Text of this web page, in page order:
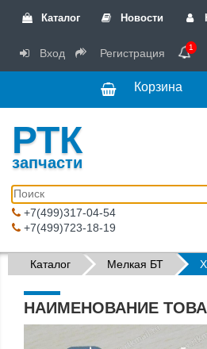
Каталог Новости
Вход Регистрация 1
Корзина
РТК
запчасти
+7(499)317-04-54
+7(499)723-18-19
Каталог Мелкая БТ
НАИМЕНОВАНИЕ